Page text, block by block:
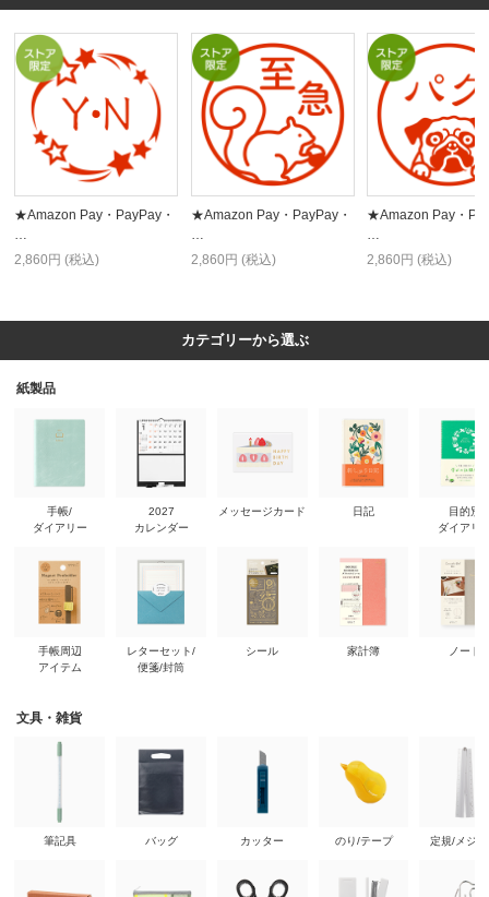
★Amazon Pay・PayPay・
…
2,860円 (税込)
★Amazon Pay・PayPay・
…
2,860円 (税込)
★Amazon Pay・
…
2,860円 (税込)
カテゴリーから選ぶ
紙製品
手帳/
ダイアリー
手帳周辺
アイテム
2027
カレンダー
レターセット/
便箋/封筒
メッセージカード
シール
日記
家計簿
目的別
ダイアリ
ノート
文具・雑貨
筆記具 バッグ カッター のり/テープ 定規/メジ